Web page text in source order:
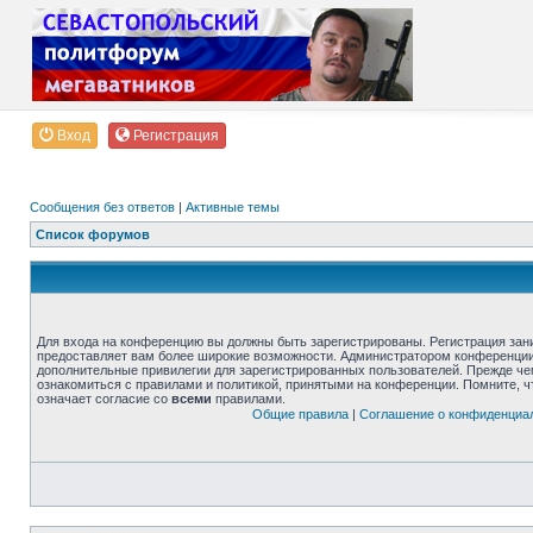
Вход Регистрация
Сообщения без ответов | Активные темы
Список форумов
Для входа на конференцию вы должны быть зарегистрированы. Регистрация
предоставляет вам более широкие возможности. Администратором
дополнительные привилегии для зарегистрированных пользователей. Прежде
ознакомиться с правилами и политикой, принятыми на конференции. Помните,
означает согласие со всеми правилами.
Общие правила| Соглашение о